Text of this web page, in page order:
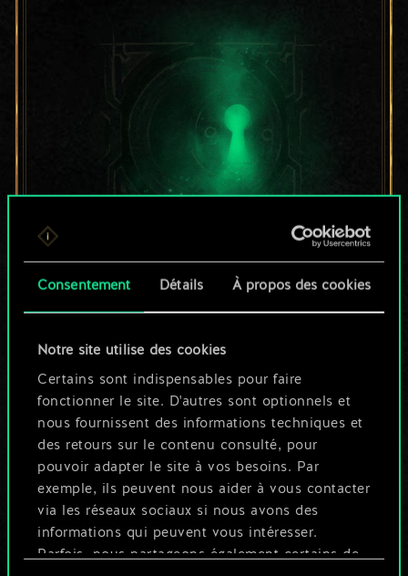
Consentement Détails À propos des cookies
Notre site utilise des cookies
Certains sont indispensables pour faire
fonctionner le site. D'autres sont optionnels et
nous fournissent des informations techniques et
des retours sur le contenu consulté, pour
pouvoir adapter le site à vos besoins. Par
exemple, ils peuvent nous aider à vous contacter
via les réseaux sociaux si nous avons des
informations qui peuvent vous intéresser.
Parfois, nous partageons également certains de
Pour l'instant, ce
n'est qu'un jeu de
cartes partagé.
Mais cela peut être
tellement plus !
Nommer ce jeu et créer un guide
Modifier le jeu